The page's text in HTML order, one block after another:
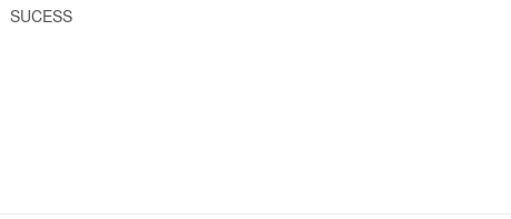
SUCESS